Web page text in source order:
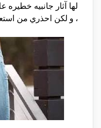
لها آثار جانبيه
، و لكن احذري من